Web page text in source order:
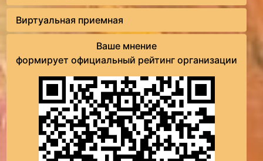
Виртуальная приемная
Ваше мнение
формирует официальный рейтинг организации